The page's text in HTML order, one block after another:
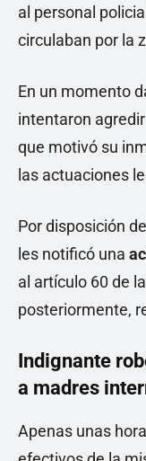
al personal
circulaban por la
En un momento
intentaron
que motivó su
las actuaciones
Por disposición
les notificó una
al artículo 60 de
posteriormente,
Indignante
a madres
Apenas unas